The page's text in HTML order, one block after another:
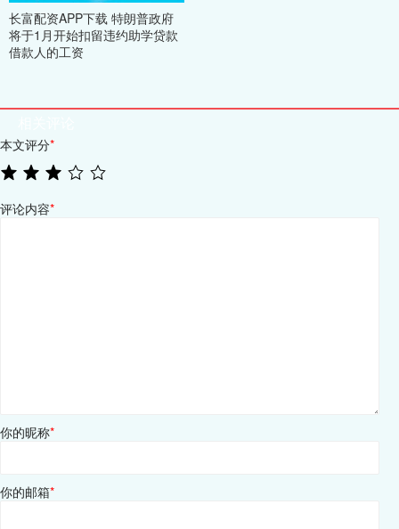
长富配资APP下载 特朗普政府
将于1月开始扣留违约助学贷款
借款人的工资
本文评分*
评论内容*
你的昵称*
你的邮箱*